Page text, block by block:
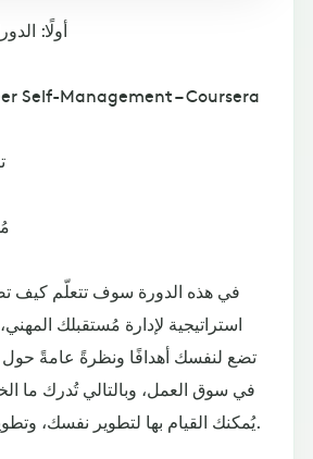
أولًا:
Self-Management – Coursera
في هذه الدورة سوف تتعلّم كيف
استراتيجية لإدارة مُستقبلك
تضع لنفسك أهدافًا ونظرةً عامةً حول
في سوق العمل، وبالتالي تُدرك ما
يُمكنك القيام بها لتطوير نفسك، وتطوير مُستقبلك المهني.